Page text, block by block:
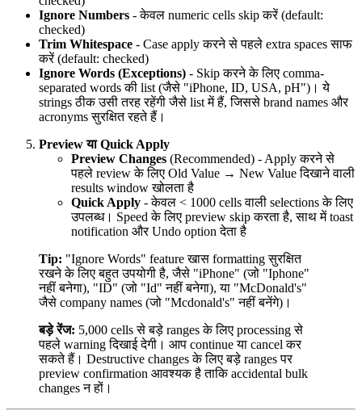
Ignore Numbers - केवल numeric cells skip करें (default:
checked)
Trim Whitespace - Case apply करने से पहले extra spaces साफ
करें (default: checked)
Ignore Words (Exceptions) - Skip करने के लिए comma-
separated words की list (जैसे "iPhone, ID, USA, pH")। ये
strings ठीक उसी तरह रहेंगी जैसे list में हैं, जिससे brand names और
acronyms सुरक्षित रहते हैं।
Preview या Quick Apply
Preview Changes (Recommended) - Apply करने से
पहले review के लिए Old Value → New Value दिखाने वाली
results window खोलता है
Quick Apply - केवल < 1000 cells वाली selections के लिए
उपलब्ध। Speed के लिए preview skip करता है, साथ में toast
notification और Undo option देता है
Tip: "Ignore Words" feature खास formatting सुरक्षित
रखने के लिए बहुत उपयोगी है, जैसे "iPhone" (जो "Iphone"
नहीं बनेगा), "ID" (जो "Id" नहीं बनेगा), या "McDonald's"
जैसे company names (जो "Mcdonald's" नहीं बनेंगे)।
बड़े रेंज: 5,000 cells से बड़े ranges के लिए processing से
पहले warning दिखाई देगी। आप continue या cancel कर
सकते हैं। Destructive changes के लिए बड़े ranges पर
preview confirmation आवश्यक है ताकि accidental bulk
changes न हों।